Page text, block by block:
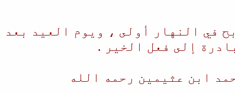
في النهار أولى ، ويوم العيد بعد
إلى فعل الخير .
ابن عثيمين رحمه الله​